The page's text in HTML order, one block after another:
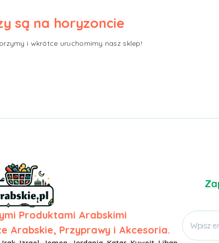
są na horyzoncie
i wkrótce uruchomimy nasz sklep!
Produktami Arabskimi
Arabskie, Przyprawy i Akcesoria.
Wpisz